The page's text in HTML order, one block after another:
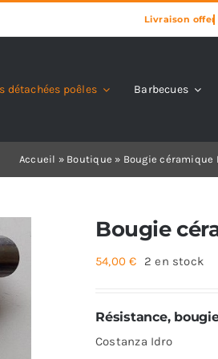
détachées poêles Barbecues
Accueil » Boutique » Bougie céramique
Bougie
54,00€ 2 en stock
Résistance,
Costanza Idro